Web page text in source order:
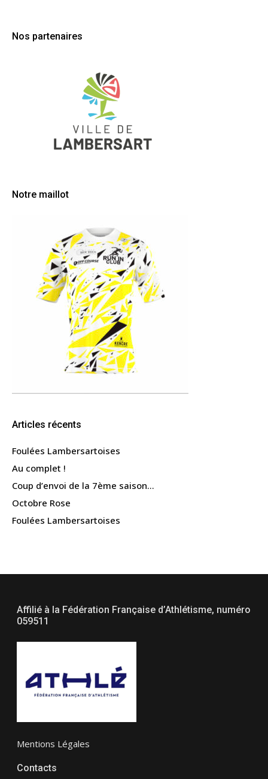
Nos partenaires
Notre maillot
Articles récents
Foulées Lambersartoises
Au complet !
Coup d’envoi de la 7ème saison…
Octobre Rose
Foulées Lambersartoises
Affilié à la Fédération Française d’Athlétisme, numéro
059511
Mentions Légales
Contacts